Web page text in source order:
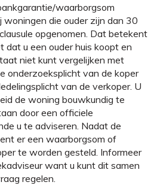
waarborgsom
die ouder zijn dan 30
opgenomen. Dat betekent
dat u een ouder huis koopt en
niet kunt vergelijken met
onderzoeksplicht van de koper
van de verkoper. U
de woning bouwkundig te
door een officiele
u te adviseren. Nadat de
er een waarborgsom of
te worden gesteld. Informeer
want u kunt dit samen
regelen.